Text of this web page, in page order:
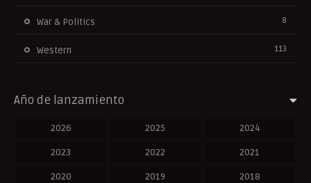
War & Politics 8
Western 113
Año de lanzamiento
2026 2025 2024
2023 2022 2021
2020 2019 2018